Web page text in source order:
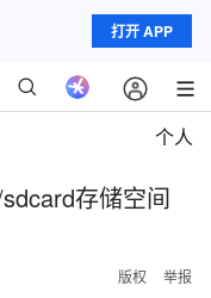
打开 APP
个人
存储空间
版权 举报